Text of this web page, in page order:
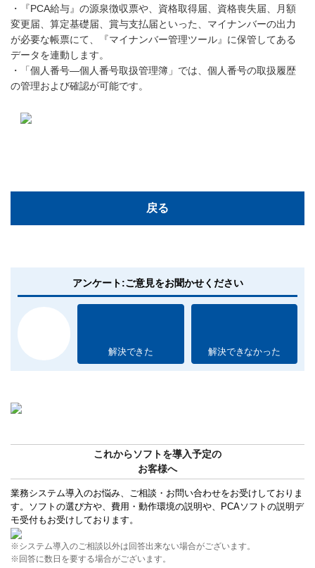
・『PCA給与』の源泉徴収票や、資格取得届、資格喪失届、月額
変更届、算定基礎届、賞与支払届といった、マイナンバーの出力
が必要な帳票にて、『マイナンバー管理ツール』に保管してある
データを連動します。
・「個人番号―個人番号取扱管理簿」では、個人番号の取扱履歴
の管理および確認が可能です。
戻る
アンケート:ご意見をお聞かせください
解決できた 解決できなかった
これからソフトを導入予定の
お客様へ
業務システム導入のお悩み、ご相談・お問い合わせをお受けしておりま
す。ソフトの選び方や、費用・動作環境の説明や、PCAソフトの説明デ
モ受付もお受けしております。
※システム導入のご相談以外は回答出来ない場合がございます。
※回答に数日を要する場合がございます。